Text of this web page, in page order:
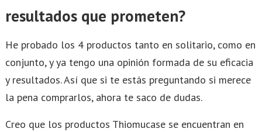
resultados que prometen?
He probado los 4 productos tanto en solitario, como en
conjunto, y ya tengo una opinión formada de su eficacia
y resultados. Así que si te estás preguntando si merece
la pena comprarlos, ahora te saco de dudas.
Creo que los productos Thiomucase se encuentran en